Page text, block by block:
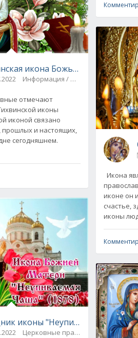
икона Божьей матери -
Информация / Иконы и молитвы
отмечают
иконы
иконой связано
прошлых и настоящих,
сегодняшнем.
иконы "Неупиваемая чаша" -
Церковные праздники /
Икона
иконе он
счастье,
иконы